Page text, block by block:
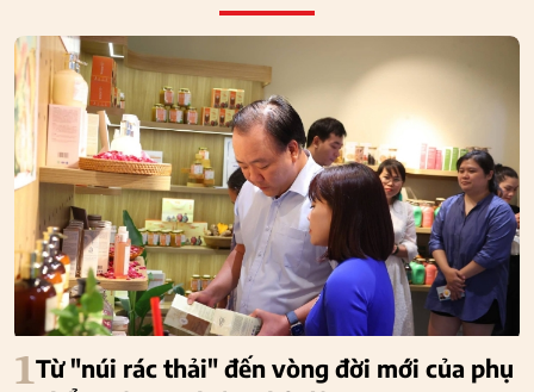
1Từ "núi rác thải" đến vòng đời mới của phụ